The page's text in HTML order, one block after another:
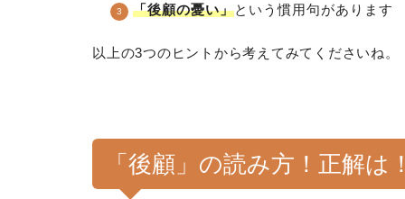
「後顧の憂い」という慣用句があります
以上の3つのヒントから考えてみてくださいね。
「後顧」の読み方！正解は